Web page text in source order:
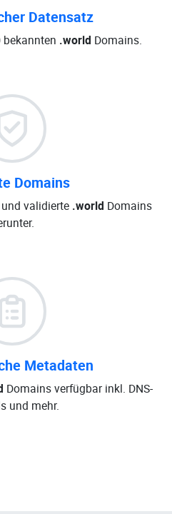
Datensatz
bekannten .world Domains.
Domains
validierte .world Domains
Metadaten
Domains verfügbar inkl. DNS-
und mehr.